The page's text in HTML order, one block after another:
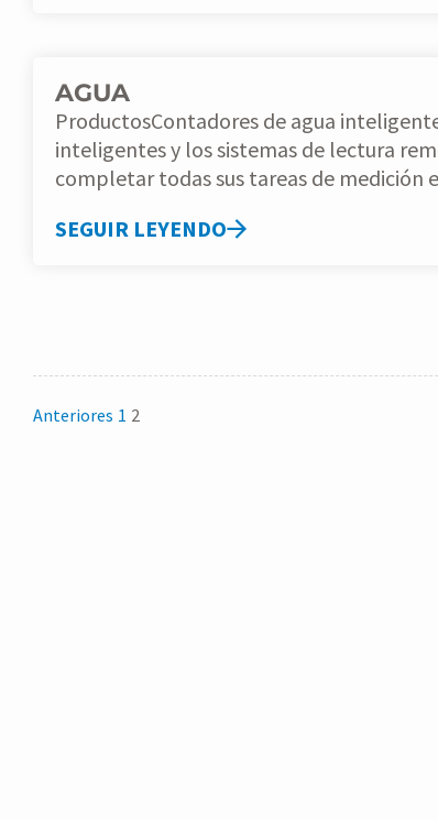
AGUA
ProductosContadores de agua inteligentes Los contadores de
inteligentes y los sistemas de lectura
completar todas sus tareas de medición
SEGUIR LEYENDO
Anteriores 1 2